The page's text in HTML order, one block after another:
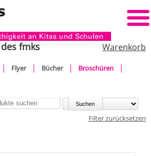
Warenkorb
fmks
Flyer Bücher
Broschüren
nach:
Filter zurücksetzen